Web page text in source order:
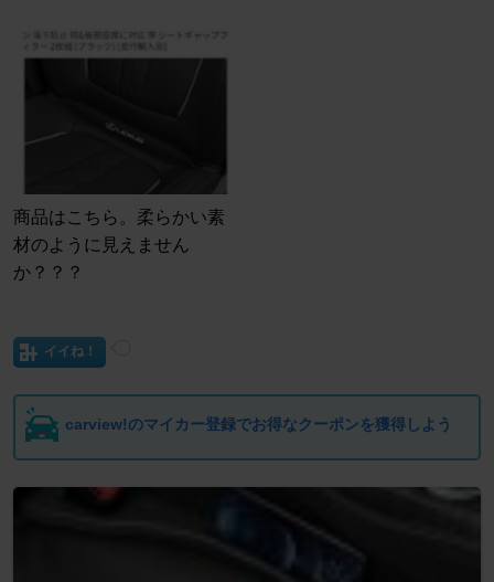
商品はこちら。柔らかい素
材のように見えません
か？？？
イイね！
carview!のマイカー登録でお得なクーポンを獲得しよう